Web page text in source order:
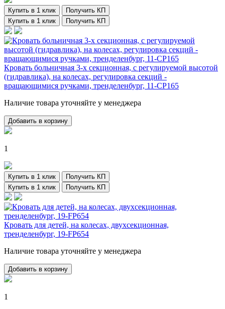
Купить в 1 клик
Получить КП
Купить в 1 клик
Получить КП
Кровать больничная 3-х секционная, с регулируемой высотой
(гидравлика), на колесах, регулировка секций -
вращающимися ручками, тренделенбург, 11-CP165
Наличие товара уточняйте у менеджера
Добавить в корзину
1
Купить в 1 клик
Получить КП
Купить в 1 клик
Получить КП
Кровать для детей, на колесах, двухсекционная,
тренделенбург, 19-FP654
Наличие товара уточняйте у менеджера
Добавить в корзину
1